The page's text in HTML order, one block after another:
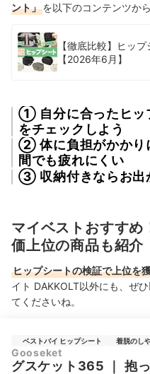
ント」を以下のコンテンツか
【徹底比較】ヒッ
【2026年6月】
① 自分に合ったヒッ
をチェックしよう
② 体に負担がかかり
間でも疲れにくい
③ 収納付きならお出
マイベストおすす
価上位の商品も紹介
ヒップシートの検証で上位を
イト DAKKOLT以外にも、ぜ
てくださいね。
ベストバイ ヒップシート 着脱のし
Gooseket
グスケット365 ｜ 抱